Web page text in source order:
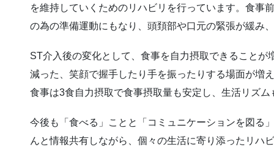
を維持していくためのリハビリを行っています。食事
の為の準備運動にもなり、頭頚部や口元の緊張が緩み
ST介入後の変化として、食事を自力摂取できること
減った、笑顔で握手したり手を振ったりする場面が増
食事は3食自力摂取で食事摂取量も安定し、生活リズ
今後も「食べる」ことと「コミュニケーションを図る
んと情報共有しながら、個々の生活に寄り添ったリハ